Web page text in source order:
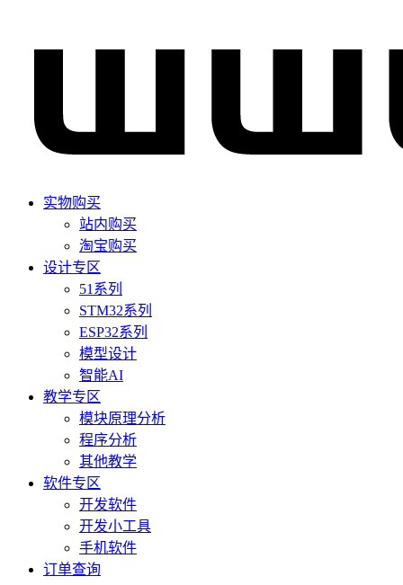
实物购买
站内购买
淘宝购买
设计专区
51系列
STM32系列
ESP32系列
模型设计
智能AI
教学专区
模块原理分析
程序分析
其他教学
软件专区
开发软件
开发小工具
手机软件
订单查询